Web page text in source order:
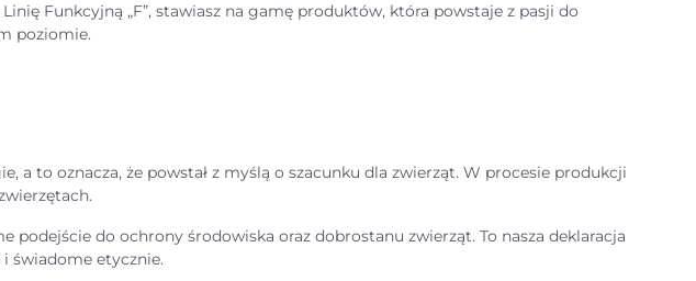
Funkcyjną „F”, stawiasz na gamę produktów, która powstaje z pasji do
poziomie.
a to oznacza, że powstał z myślą o szacunku dla zwierząt. W procesie produkcji
do ochrony środowiska oraz dobrostanu zwierząt. To nasza deklaracja
świadome etycznie.